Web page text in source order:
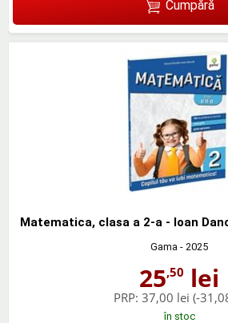
Cumpără
Matematica, clasa a 2-a - Ioan
Gama - 2025
25,50 lei
PRP: 37,00 lei (-
în stoc